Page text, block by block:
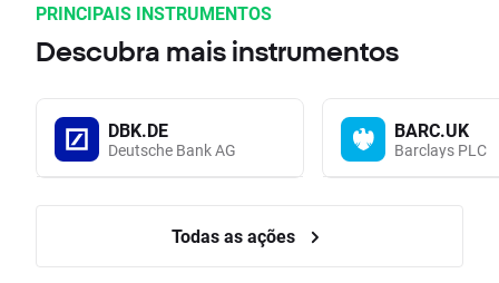
PRINCIPAIS INSTRUMENTOS
Descubra mais instrumentos
DBK.DE
Deutsche Bank AG
BARC.UK
Barclays PLC
Todas as ações